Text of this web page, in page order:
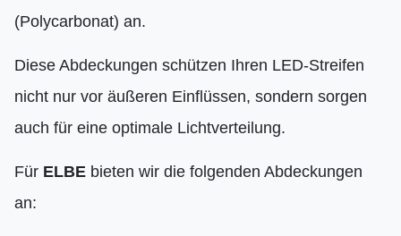
(Polycarbonat) an.
Diese Abdeckungen schützen Ihren LED-Streifen
nicht nur vor äußeren Einflüssen, sondern sorgen
auch für eine optimale Lichtverteilung.
Für ELBE bieten wir die folgenden Abdeckungen
an: